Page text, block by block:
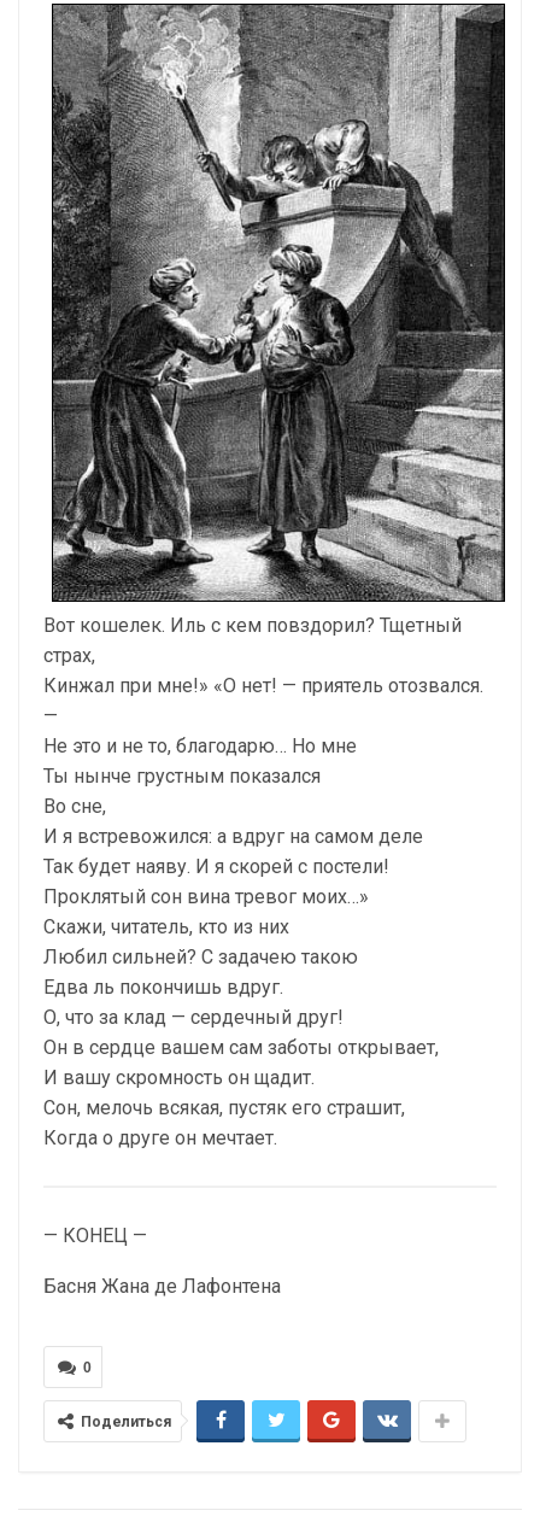
Вот кошелек. Иль с кем повздорил? Тщетный
страх,
Кинжал при мне!» «О нет! — приятель отозвался.
—
Не это и не то, благодарю… Но мне
Ты нынче грустным показался
Во сне,
И я встревожился: а вдруг на самом деле
Так будет наяву. И я скорей с постели!
Проклятый сон вина тревог моих…»
Скажи, читатель, кто из них
Любил сильней? С задачею такою
Едва ль покончишь вдруг.
О, что за клад — сердечный друг!
Он в сердце вашем сам заботы открывает,
И вашу скромность он щадит.
Сон, мелочь всякая, пустяк его страшит,
Когда о друге он мечтает.
— КОНЕЦ —
Басня Жана де Лафонтена
0
Поделиться